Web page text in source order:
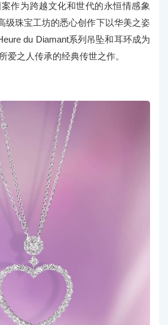
作为跨越文化和世代的永恒情感象
级珠宝工坊的悉心创作下以华美之姿
du Diamant系列吊坠和耳环成为
爱之人传承的经典传世之作。